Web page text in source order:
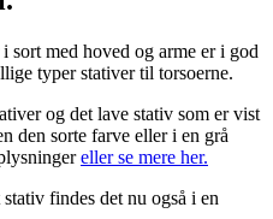
sort med hoved og arme er i god
typer stativer til torsoerne.
og det lave stativ som er vist
den sorte farve eller i en grå
eller se mere her.
findes det nu også i en